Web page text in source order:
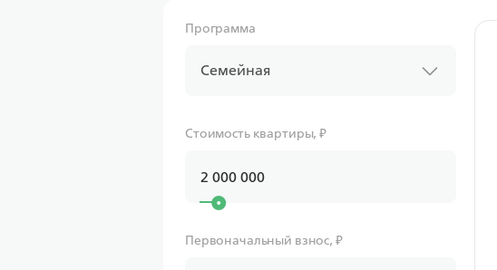
Программа
Семейная
Стоимость квартиры, ₽
Первоначальный взнос, ₽